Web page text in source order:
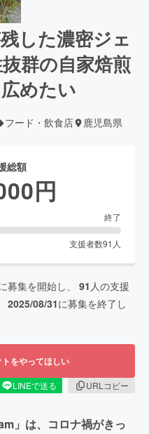
した濃密ジェ
群の自家焙煎
めたい
フード・飲食店 鹿児島県
総額
円
終了
支援者数91 人
募集を開始し、 91 人の支援
2025/08/31に募集を終了し
をやってほしい
LINEで送る
URLコピー
」は、コロナ禍がきっ